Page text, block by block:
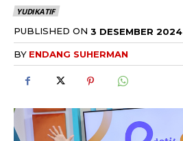
YUDIKATIF
PUBLISHED ON 3 DESEMBER 2024
BY ENDANG SUHERMAN